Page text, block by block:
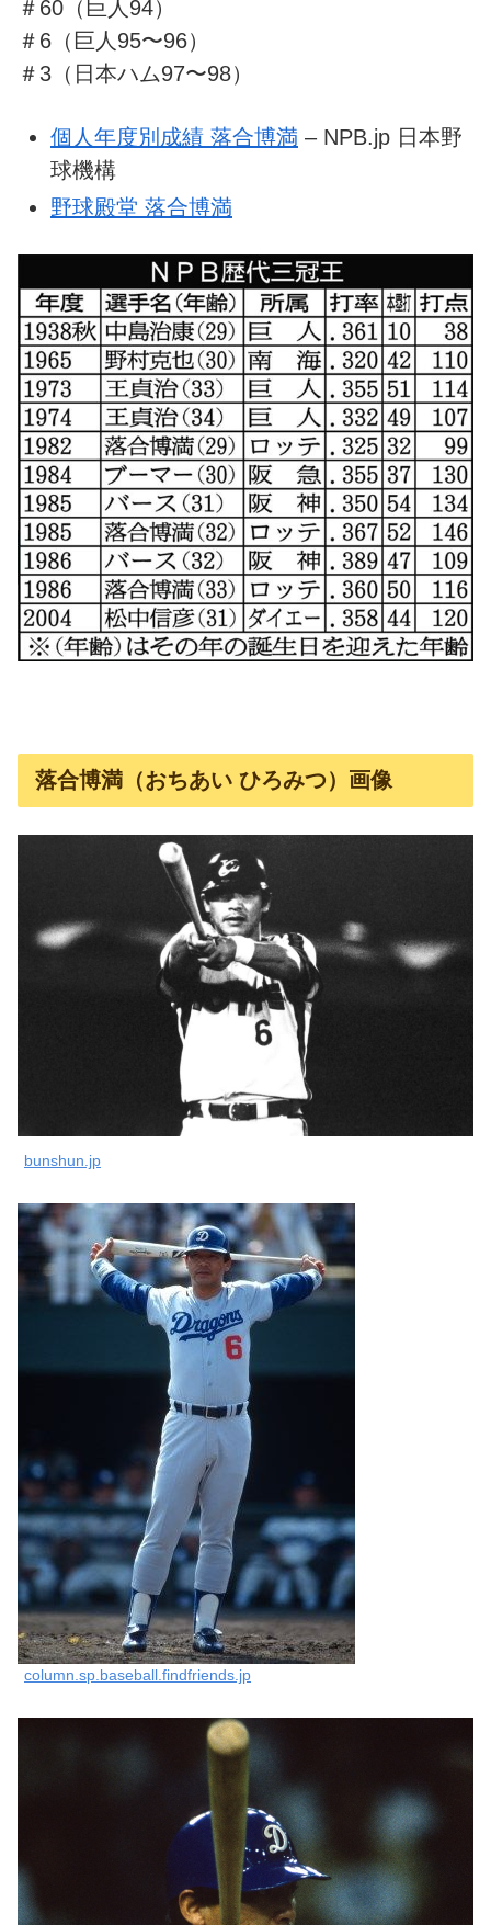
＃60（巨人94）
＃6（巨人95〜96）
＃3（日本ハム97〜98）
個人年度別成績 落合博満 – NPB.jp 日本野
球機構
野球殿堂 落合博満
落合博満（おちあい ひろみつ）画像
bunshun.jp
column.sp.baseball.findfriends.jp